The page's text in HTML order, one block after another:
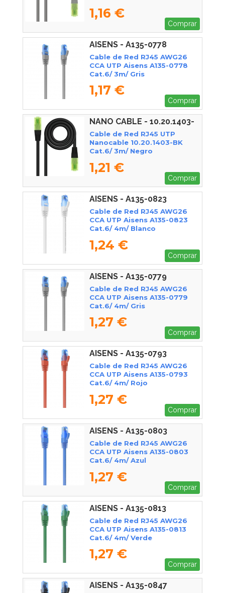
1,16 €
Comprar
AISENS - A135-0778
Cable de Red RJ45 AWG26
CCA UTP Aisens A135-0778
Cat.6/ 3m/ Gris
1,17 €
Comprar
NANO CABLE - 10.20.1403-
BK
Cable de Red RJ45 UTP
Nanocable 10.20.1403-BK
Cat.6/ 3m/ Negro
1,21 €
Comprar
AISENS - A135-0823
Cable de Red RJ45 AWG26
CCA UTP Aisens A135-0823
Cat.6/ 4m/ Blanco
1,24 €
Comprar
AISENS - A135-0779
Cable de Red RJ45 AWG26
CCA UTP Aisens A135-0779
Cat.6/ 4m/ Gris
1,27 €
Comprar
AISENS - A135-0793
Cable de Red RJ45 AWG26
CCA UTP Aisens A135-0793
Cat.6/ 4m/ Rojo
1,27 €
Comprar
AISENS - A135-0803
Cable de Red RJ45 AWG26
CCA UTP Aisens A135-0803
Cat.6/ 4m/ Azul
1,27 €
Comprar
AISENS - A135-0813
Cable de Red RJ45 AWG26
CCA UTP Aisens A135-0813
Cat.6/ 4m/ Verde
1,27 €
Comprar
AISENS - A135-0847